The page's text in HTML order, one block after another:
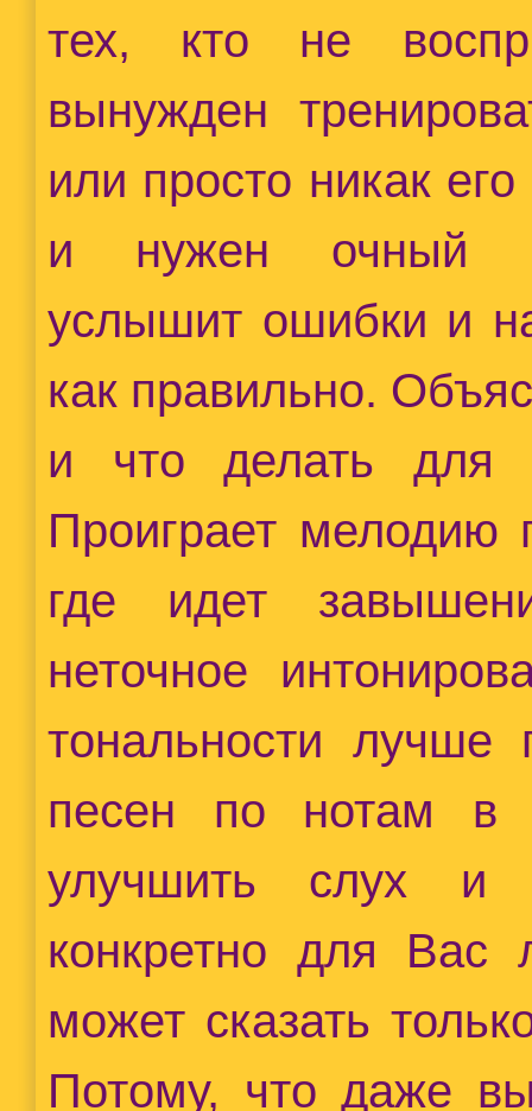
тех, кто не
вынужден
или просто никак
и нужен очный
услышит ошибки и
как правильно.
и что делать для
Проиграет мелодию
где идет
неточное
тональности
песен по нотам в
улучшить слух и
конкретно для
может сказать
Потому, что даже